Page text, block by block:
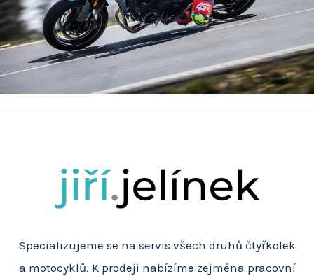
Specializujeme se na servis všech druhů čtyřkolek
a motocyklů. K prodeji nabízíme zejména pracovní